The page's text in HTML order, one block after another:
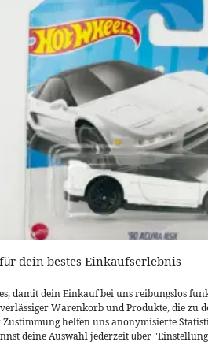
dein bestes Einkaufserlebnis
damit dein Einkauf bei uns reibungslos
Warenkorb und Produkte, die zu
Zustimmung helfen uns anonymisierte
deine Auswahl jederzeit über
HONDA
Hot Wheels ’90 Honda Acura
3,95€
IN DEN WARENKORB